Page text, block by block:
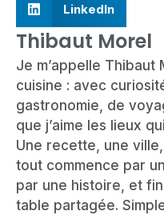
LinkedIn
Thibaut Morel
Je m’appelle Thibaut
cuisine : avec
gastronomie, de
que j’aime les lieux
Une recette, une
tout commence par
par une histoire, et
table partagée.